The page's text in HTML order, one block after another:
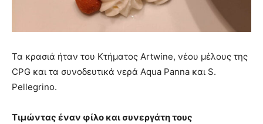
Τα κρασιά ήταν του Κτήματος Artwine, νέου μέλους της
CPG και τα συνοδευτικά νερά Aqua Panna και S.
Pellegrino.
Τιμώντας έναν φίλο και συνεργάτη τους